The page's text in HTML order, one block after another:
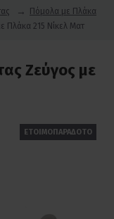
Πόμολα με Πλάκα
Πλάκα 215 Νίκελ Ματ
Ζεύγος με
ΕΤΟΙΜΟΠΑΡΑΔΟΤΟ